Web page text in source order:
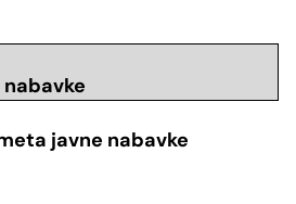
javne nabavke